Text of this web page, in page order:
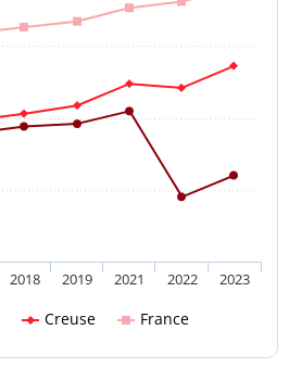
Creuse France
2018 2019 2021 2022 2023